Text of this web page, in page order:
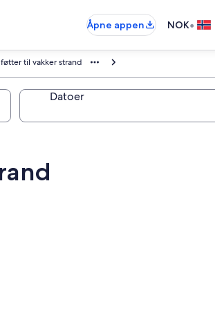
Åpne appen
NOK•
til vakker strand
Datoer